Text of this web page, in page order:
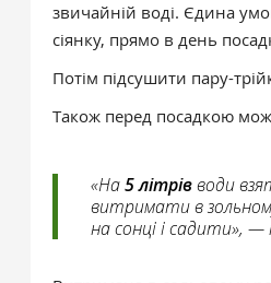
звичайній воді. Єдина
сіянку, прямо в день
Потім підсушити пару-
Також перед посадкою
«На5 літрівводи
витримати в
на сонці і садити»,